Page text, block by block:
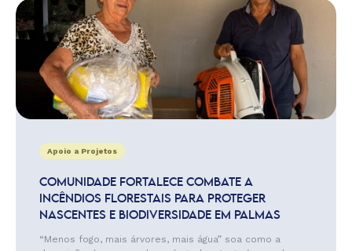
Apoio a Projetos
COMUNIDADE FORTALECE COMBATE A
INCÊNDIOS FLORESTAIS PARA PROTEGER
NASCENTES E BIODIVERSIDADE EM PALMAS
“Menos fogo, mais árvores, mais água” soa como a